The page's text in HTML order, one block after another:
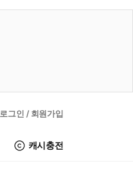
로그인 / 회원가입
캐시충전